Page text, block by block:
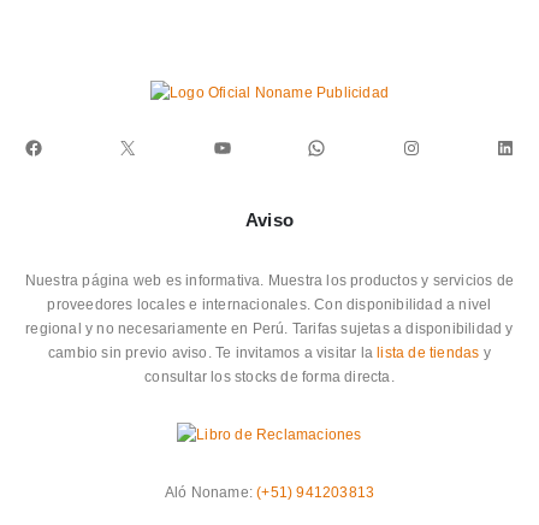
Facebook X YouTube WhatsApp Instagram
Aviso
Nuestra página web es informativa. Muestra los productos y servicios de
proveedores locales e internacionales. Con disponibilidad a nivel
regional y no necesariamente en Perú. Tarifas sujetas a disponibilidad y
cambio sin previo aviso. Te invitamos a visitar la lista de tiendas y
consultar los stocks de forma directa.
Aló Noname:(+51) 941203813